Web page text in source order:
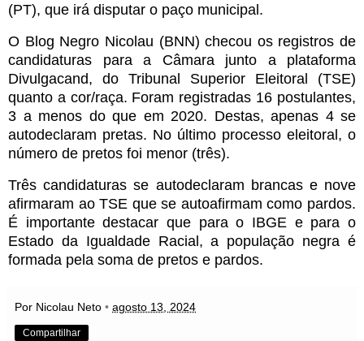
(PT), que irá disputar o paço municipal.
O Blog Negro Nicolau (BNN) checou os registros de
candidaturas para a Câmara junto a plataforma
Divulgacand, do Tribunal Superior Eleitoral (TSE)
quanto a cor/raça. Foram registradas 16 postulantes,
3 a menos do que em 2020. Destas, apenas 4 se
autodeclaram pretas. No último processo eleitoral, o
número de pretos foi menor (três).
Três candidaturas se autodeclaram brancas e nove
afirmaram ao TSE que se autoafirmam como pardos.
É importante destacar que para o IBGE e para o
Estado da Igualdade Racial, a população negra é
formada pela soma de pretos e pardos.
Por Nicolau Neto • agosto 13, 2024
Compartilhar